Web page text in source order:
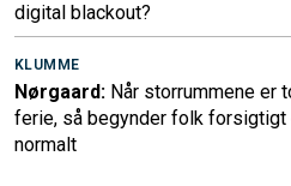
digital blackout?
KLUMME
Nørgaard: Når storrummene er
ferie, så begynder folk
normalt